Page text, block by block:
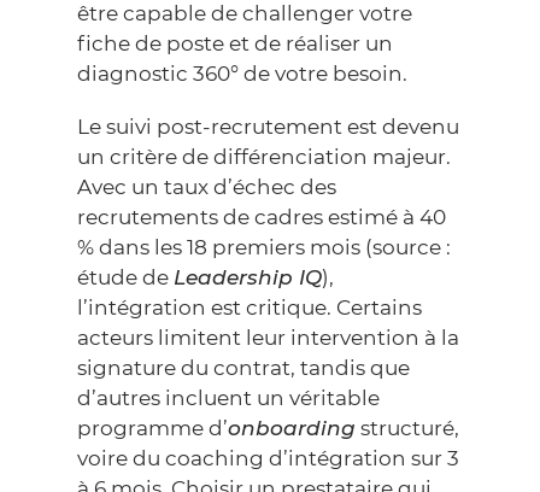
être capable de challenger votre
fiche de poste et de réaliser un
diagnostic 360° de votre besoin.
Le suivi post-recrutement est devenu
un critère de différenciation majeur.
Avec un taux d’échec des
recrutements de cadres estimé à 40
% dans les 18 premiers mois (source :
étude de Leadership IQ),
l’intégration est critique. Certains
acteurs limitent leur intervention à la
signature du contrat, tandis que
d’autres incluent un véritable
programme d’onboarding structuré,
voire du coaching d’intégration sur 3